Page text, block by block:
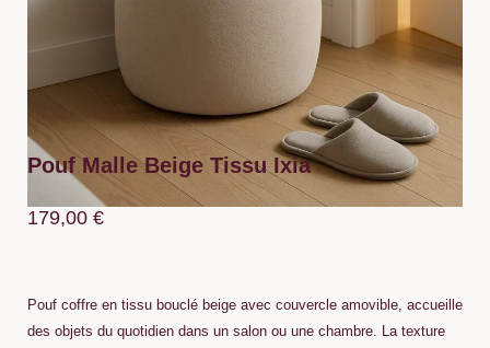
Pouf Malle Beige Tissu Ixia
179,00 €
Pouf coffre en tissu bouclé beige avec couvercle amovible, accueille
des objets du quotidien dans un salon ou une chambre. La texture